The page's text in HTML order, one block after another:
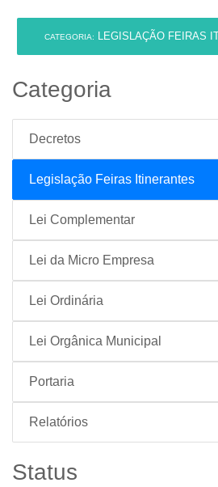
CATEGORIA: LEGISLAÇÃO FEIRAS
Categoria
Decretos
Legislação Feiras Itinerantes
Lei Complementar
Lei da Micro Empresa
Lei Ordinária
Lei Orgânica Municipal
Portaria
Relatórios
Status